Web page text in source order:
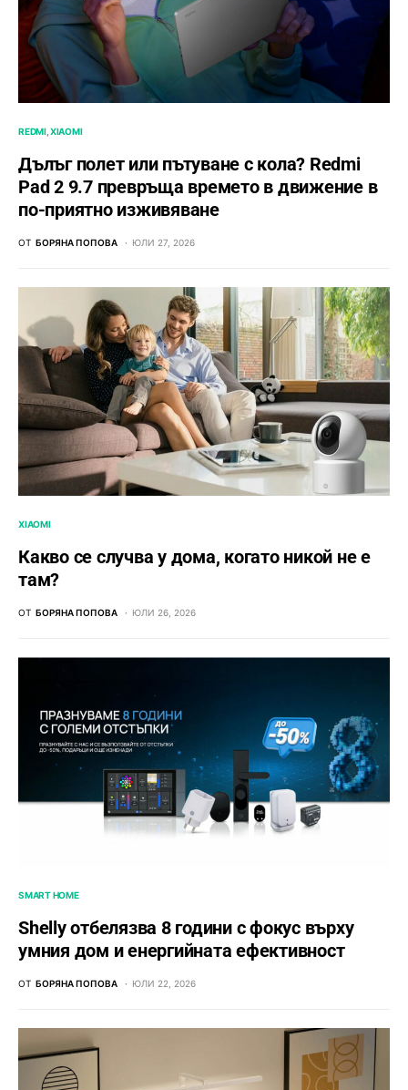
REDMI XIAOMI
Дълъг полет или пътуване с кола? Redmi
Pad 2 9.7 превръща времето в движение в
по-приятно изживяване
ОТ БОРЯНА ПОПОВА ЮЛИ 27, 2026
XIAOMI
Какво се случва у дома, когато никой не е
там?
ОТ БОРЯНА ПОПОВА ЮЛИ 26, 2026
SMART HOME
Shelly отбелязва 8 години с фокус върху
умния дом и енергийната ефективност
ОТ БОРЯНА ПОПОВА ЮЛИ 22, 2026